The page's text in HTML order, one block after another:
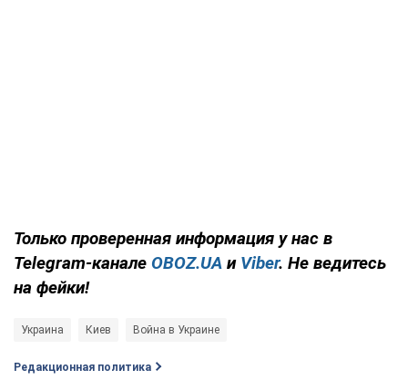
Только проверенная информация у нас в
Telegram-канале OBOZ.UA и Viber. Не ведитесь
на фейки!
Украина Киев Война в Украине
Редакционная политика